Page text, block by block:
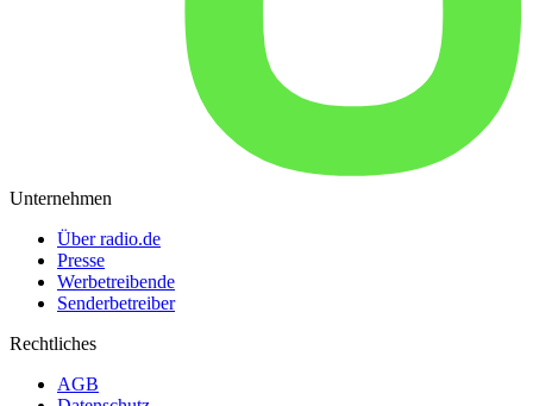
Unternehmen
Über radio.de
Presse
Werbetreibende
Senderbetreiber
Rechtliches
AGB